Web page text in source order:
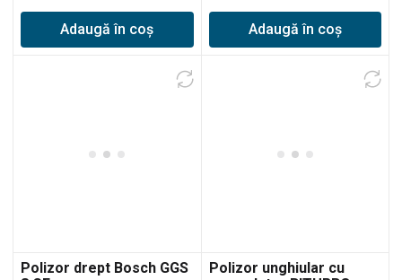
Adaugă în coș Adaugă în coș
Polizor drept Bosch GGS
Polizor unghiular cu